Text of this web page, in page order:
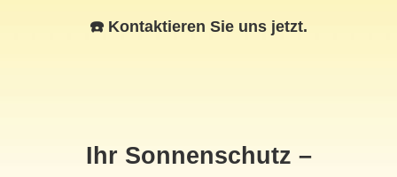
☎️ Kontaktieren Sie uns jetzt.
Ihr Sonnenschutz –